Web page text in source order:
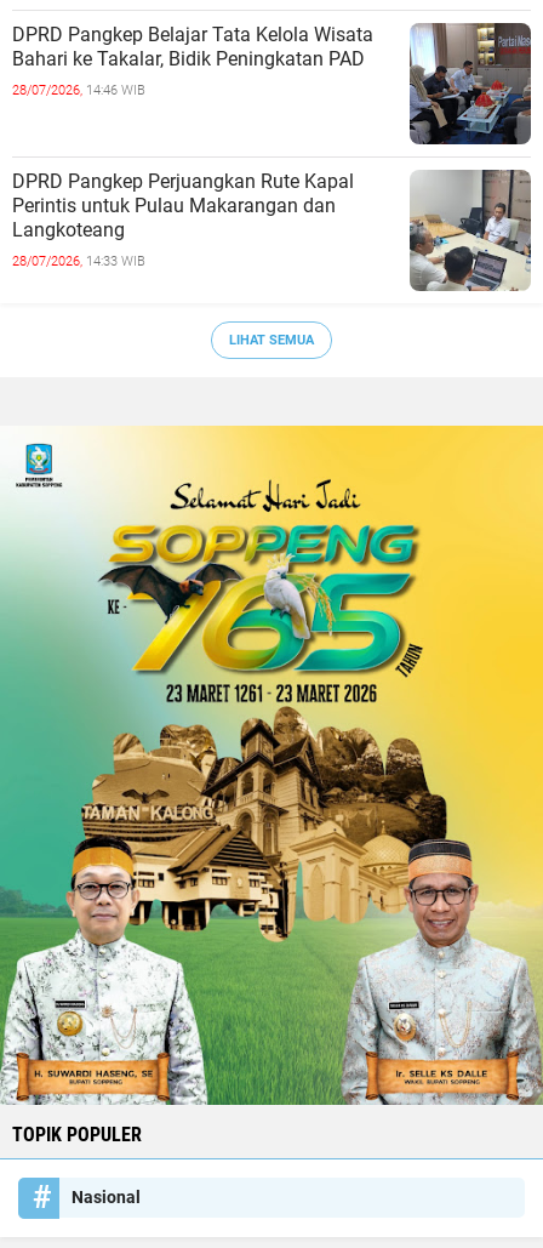
DPRD Pangkep Belajar Tata Kelola Wisata
Bahari ke Takalar, Bidik Peningkatan PAD
28/07/2026, 14:46 WIB
DPRD Pangkep Perjuangkan Rute Kapal
Perintis untuk Pulau Makarangan dan
Langkoteang
28/07/2026, 14:33 WIB
LIHAT SEMUA
TOPIK POPULER
Nasional